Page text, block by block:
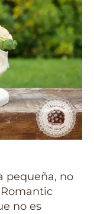
pequeña, no
no es